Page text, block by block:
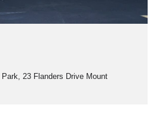
23 Flanders Drive Mount